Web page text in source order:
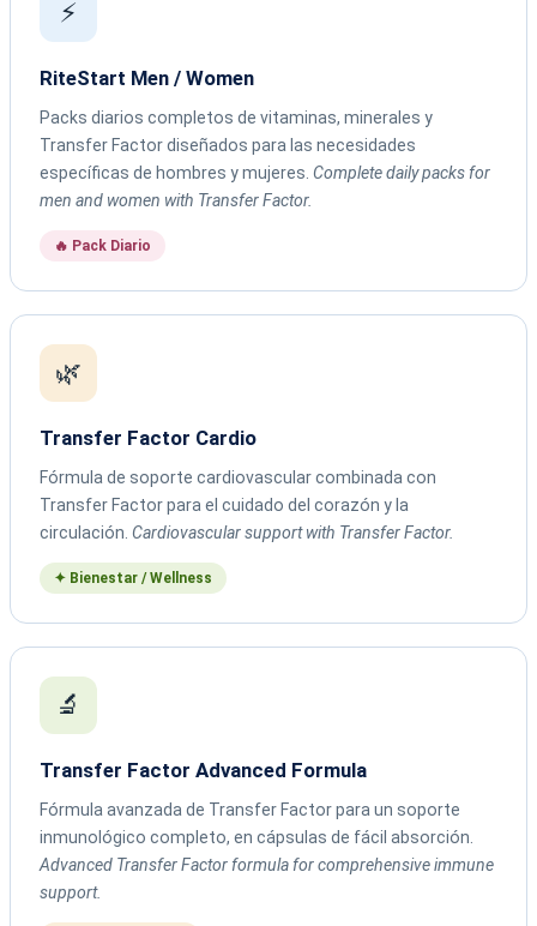
⚡
RiteStart Men / Women
Packs diarios completos de vitaminas, minerales y
Transfer Factor diseñados para las necesidades
específicas de hombres y mujeres. Complete daily packs for
men and women with Transfer Factor.
🔥 Pack Diario
🌿
Transfer Factor Cardio
Fórmula de soporte cardiovascular combinada con
Transfer Factor para el cuidado del corazón y la
circulación. Cardiovascular support with Transfer Factor.
✦ Bienestar / Wellness
🔬
Transfer Factor Advanced Formula
Fórmula avanzada de Transfer Factor para un soporte
inmunológico completo, en cápsulas de fácil absorción.
Advanced Transfer Factor formula for comprehensive immune
support.